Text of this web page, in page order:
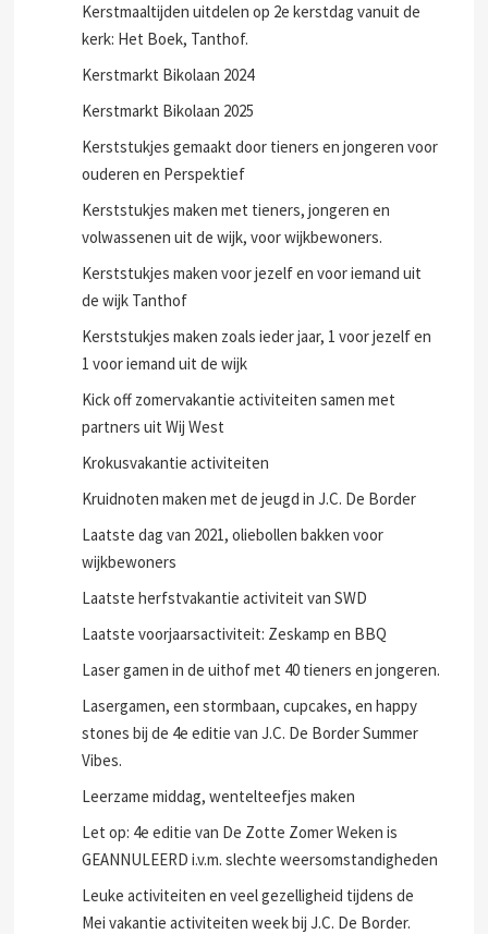
Kerstmaaltijden uitdelen op 2e kerstdag vanuit de
kerk: Het Boek, Tanthof.
Kerstmarkt Bikolaan 2024
Kerstmarkt Bikolaan 2025
Kerststukjes gemaakt door tieners en jongeren voor
ouderen en Perspektief
Kerststukjes maken met tieners, jongeren en
volwassenen uit de wijk, voor wijkbewoners.
Kerststukjes maken voor jezelf en voor iemand uit
de wijk Tanthof
Kerststukjes maken zoals ieder jaar, 1 voor jezelf en
1 voor iemand uit de wijk
Kick off zomervakantie activiteiten samen met
partners uit Wij West
Krokusvakantie activiteiten
Kruidnoten maken met de jeugd in J.C. De Border
Laatste dag van 2021, oliebollen bakken voor
wijkbewoners
Laatste herfstvakantie activiteit van SWD
Laatste voorjaarsactiviteit: Zeskamp en BBQ
Laser gamen in de uithof met 40 tieners en jongeren.
Lasergamen, een stormbaan, cupcakes, en happy
stones bij de 4e editie van J.C. De Border Summer
Vibes.
Leerzame middag, wentelteefjes maken
Let op: 4e editie van De Zotte Zomer Weken is
GEANNULEERD i.v.m. slechte weersomstandigheden
Leuke activiteiten en veel gezelligheid tijdens de
Mei vakantie activiteiten week bij J.C. De Border.